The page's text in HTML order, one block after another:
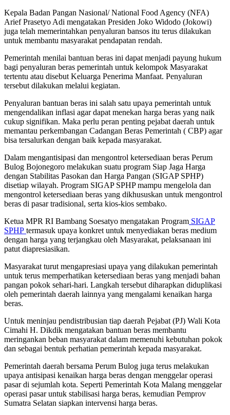
Kepala Badan Pangan Nasional/ National Food Agency (NFA)
Arief Prasetyo Adi mengatakan Presiden Joko Widodo (Jokowi)
juga telah memerintahkan penyaluran bansos itu terus dilakukan
untuk membantu masyarakat pendapatan rendah.
Pemerintah menilai bantuan beras ini dapat menjadi payung hukum
bagi penyaluran beras pemerintah untuk kelompok Masyarakat
tertentu atau disebut Keluarga Penerima Manfaat. Penyaluran
tersebut dilakukan melalui kegiatan.
Penyaluran bantuan beras ini salah satu upaya pemerintah untuk
mengendalikan inflasi agar dapat menekan harga beras yang naik
cukup signifikan. Maka perlu peran penting pejabat daerah untuk
memantau perkembangan Cadangan Beras Pemerintah ( CBP) agar
bisa tersalurkan dengan baik kepada masyarakat.
Dalam mengantisipasi dan mengontrol ketersediaan beras Perum
Bulog Bojonegoro melakukan suatu program Siap Jaga Harga
dengan Stabilitas Pasokan dan Harga Pangan (SIGAP SPHP)
disetiap wilayah. Program SIGAP SPHP mampu mengelola dan
mengontrol ketersediaan beras yang dikhususkan untuk mengontrol
beras di pasar tradisional, serta kios-kios sembako.
Ketua MPR RI Bambang Soesatyo mengatakan Program SIGAP
SPHP termasuk upaya konkret untuk menyediakan beras medium
dengan harga yang terjangkau oleh Masyarakat, pelaksanaan ini
patut diapresiasikan.
Masyarakat turut mengapresiasi upaya yang dilakukan pemerintah
untuk terus memperhatikan ketersediaan beras yang menjadi bahan
pangan pokok sehari-hari. Langkah tersebut diharapkan diduplikasi
oleh pemerintah daerah lainnya yang mengalami kenaikan harga
beras.
Untuk meninjau pendistribusian tiap daerah Pejabat (PJ) Wali Kota
Cimahi H. Dikdik mengatakan bantuan beras membantu
meringankan beban masyarakat dalam memenuhi kebutuhan pokok
dan sebagai bentuk perhatian pemerintah kepada masyarakat.
Pemerintah daerah bersama Perum Bulog juga terus melakukan
upaya antisipasi kenaikan harga beras dengan menggelar operasi
pasar di sejumlah kota. Seperti Pemerintah Kota Malang menggelar
operasi pasar untuk stabilisasi harga beras, kemudian Pemprov
Sumatra Selatan siapkan intervensi harga beras.